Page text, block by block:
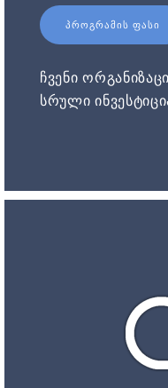
ᲞᲠᲝᲒᲠᲐᲛᲘᲡ ᲤᲐᲡᲘ
ჩვენი
სრული